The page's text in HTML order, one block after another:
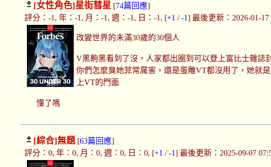
[女性角色]星街彗星 [74篇回應]
評分：-1, 年：-1, 月：-1, 週：-1, 日：-1, [+1 /-1] 最後更新：2026-01-17
改變世界的未滿30歲的30個人
V黑齁黑看到了沒，人家都出圈到可以登上富比士雜誌
你們怎麼臭她菲常厲害，還是蛋雕VT都沒用了，她就
上VT的門面
懂了嗎
[綜合]無題 [63篇回應]
評分：0, 年：0, 月：0, 週：0, 日：0, [+1 /-1] 最後更新：2025-09-07